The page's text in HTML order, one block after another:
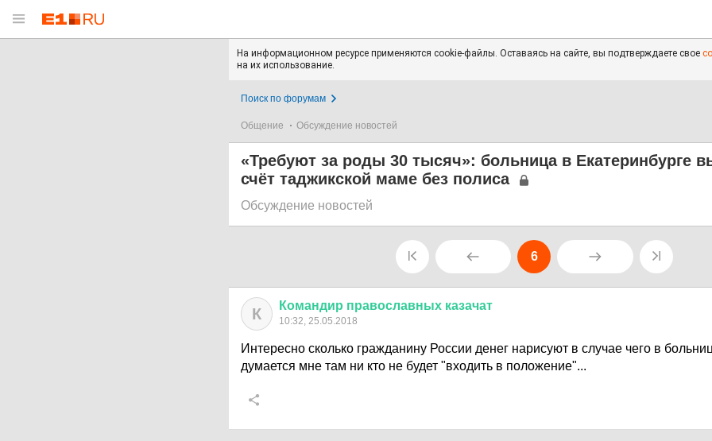
На информационном ресурсе применяются cookie-файлы. Оставаясь на сайте, вы подтверждаете свое
на их использование.
Поиск по форумам
Общение Обсуждение новостей
«Требуют за роды 30 тысяч»: больница в Екатеринбурге
счёт таджикской маме без полиса
Обсуждение новостей
6
К Командир православных казачат
10:32, 25.05.2018
Интересно сколько гражданину России денег нарисуют в случае чего в
думается мне там ни кто не будет "входить в положение"...